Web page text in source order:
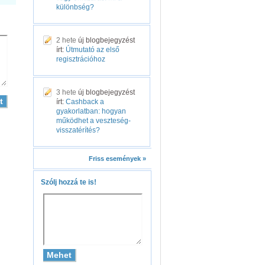
különbség?
2 hete új blogbejegyzést
írt: Útmutató az első
regisztrációhoz
3 hete új blogbejegyzést
írt: Cashback a
gyakorlatban: hogyan
működhet a veszteség-
visszatérítés?
Friss események »
Szólj hozzá te is!